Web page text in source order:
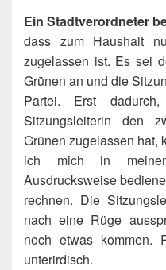
Ein Stadtverordneter
dass zum Haushalt
zugelassen ist. Es sei
Grünen an und die
Partei. Erst
Sitzungsleiterin den
Grünen zugelassen hat,
ich mich in
Ausdrucksweise
rechnen. Die
nach eine Rüge
noch etwas kommen.
unterirdisch.